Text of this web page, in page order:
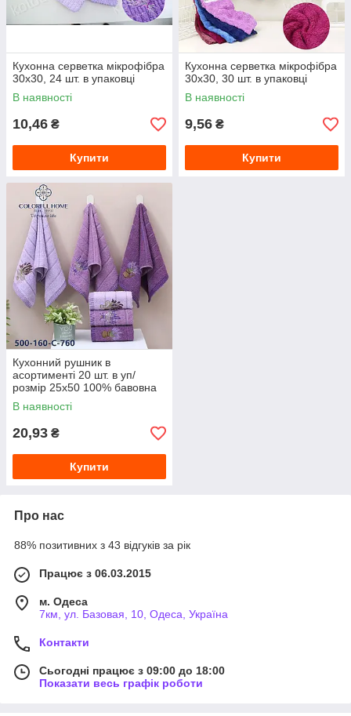
Кухонна серветка мікрофібра
30х30, 24 шт. в упаковці
В наявності
10,46 ₴
Купити
Кухонна серветка мікрофібра
30х30, 30 шт. в упаковці
В наявності
9,56 ₴
Купити
Кухонний рушник в
асортименті 20 шт. в уп/
розмір 25х50 100% бавовна
В наявності
20,93 ₴
Купити
Про нас
88% позитивних з 43 відгуків за рік
Працює з 06.03.2015
м. Одеса
7км, ул. Базовая, 10, Одеса, Україна
Контакти
Сьогодні працює з 09:00 до 18:00
Показати весь графік роботи